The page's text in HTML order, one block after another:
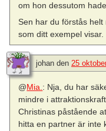
om hon dessutom
Sen har du förstås
som ditt exempel visar.
johan den 25
@Mia.: Nja, du har
mindre i
Christinas påstående
hitta en partner är inte